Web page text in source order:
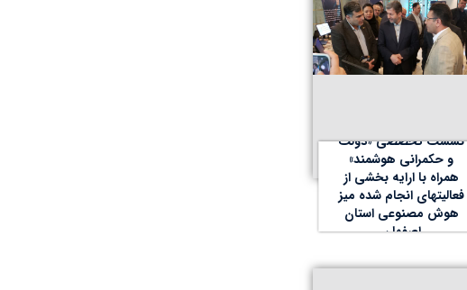
نشست تخصصی «دولت
و حکمرانی هوشمند»
همراه با ارایه بخشی از
فعالیتهای انجام شده میز
هوش مصنوعی استان
اصفهان